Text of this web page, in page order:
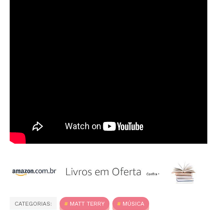
CATEGORIAS: MATT TERRY MÚSICA